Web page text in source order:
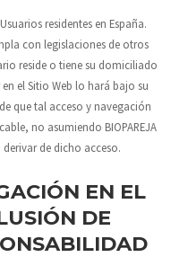
residentes en España.
con legislaciones de otros
reside o tiene su domiciliado
el Sitio Web lo hará bajo su
que tal acceso y navegación
no asumiendo BIOPAREJA
de dicho acceso.
EN EL
DE